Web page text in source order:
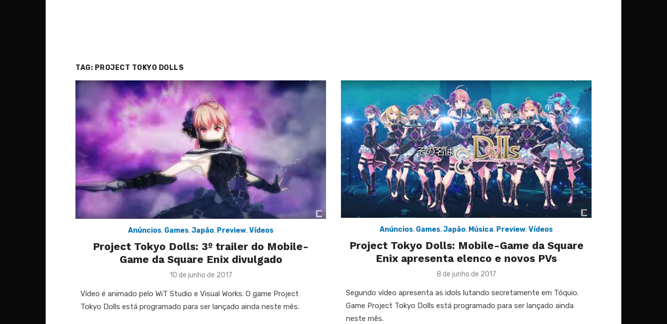
TAG: PROJECT TOKYO DOLLS
Anúncios, Games,Japão, Preview,Vídeos
Project Tokyo Dolls: 3º trailer do Mobile-
Game da Square Enix divulgado
Posted
10 de junho de 2017
Vídeo é animado pelo WiT Studio e Visual Works. O game Project
Tokyo Dolls está programado para ser lançado ainda neste mês.
Anúncios, Games,Japão, Música, Preview,Vídeos
Project Tokyo Dolls: Mobile-Game da Square
Enix apresenta elenco e novos PVs
Posted
8 de junho de 2017
Segundo vídeo apresenta as idols lutando secretamente em Tóquio.
Game Project Tokyo Dolls está programado para ser lançado ainda
neste mês.